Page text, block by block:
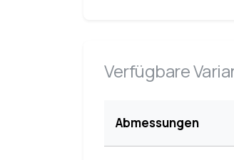
Verfügbare
Abmessungen